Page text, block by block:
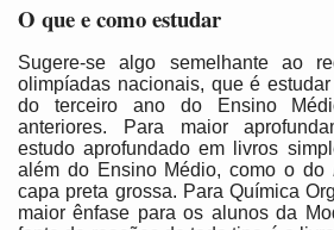
O que e como estudar
Sugere-se algo semelhante ao
olimpíadas nacionais, que é
do terceiro ano do Ensino
anteriores. Para maior
estudo aprofundado em livros
além do Ensino Médio, como o do
capa preta grossa. Para Química
maior ênfase para os alunos da